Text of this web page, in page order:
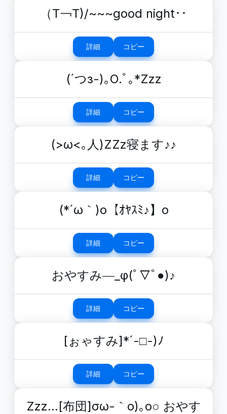
（T￢T)/~~~good night･･
詳細 コピー
(´つз-)｡O.ﾟ｡*Zzz
詳細 コピー
(>ω<｡人)ZZz寝ます♪♪
詳細 コピー
(*´ω｀)o【ｵﾔｽﾐ♪】o
詳細 コピー
おやすみ―_φ(ﾟ▽ﾟ●)♪
詳細 コピー
[ぉゃすみ]*´-□-)ﾉ
詳細 コピー
Zzz…[布団]σω-｀o)｡o○ おやす